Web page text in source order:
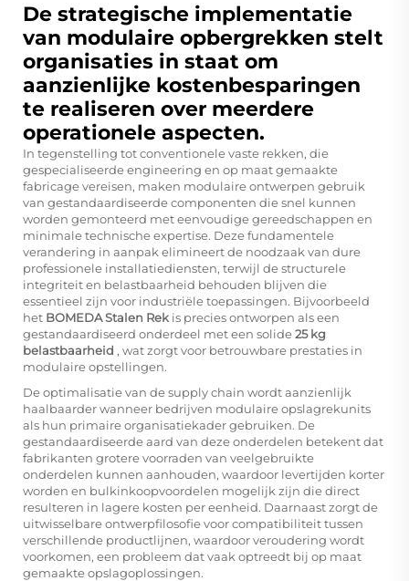
De strategische implementatie
van modulaire opbergrekken stelt
organisaties in staat om
aanzienlijke kostenbesparingen
te realiseren over meerdere
operationele aspecten.
In tegenstelling tot conventionele vaste rekken, die
gespecialiseerde engineering en op maat gemaakte
fabricage vereisen, maken modulaire ontwerpen gebruik
van gestandaardiseerde componenten die snel kunnen
worden gemonteerd met eenvoudige gereedschappen en
minimale technische expertise. Deze fundamentele
verandering in aanpak elimineert de noodzaak van dure
professionele installatiediensten, terwijl de structurele
integriteit en belastbaarheid behouden blijven die
essentieel zijn voor industriële toepassingen. Bijvoorbeeld
het BOMEDA Stalen Rek is precies ontworpen als een
gestandaardiseerd onderdeel met een solide25 kg
belastbaarheid , wat zorgt voor betrouwbare prestaties in
modulaire opstellingen.
De optimalisatie van de supply chain wordt aanzienlijk
haalbaarder wanneer bedrijven modulaire opslagrekunits
als hun primaire organisatiekader gebruiken. De
gestandaardiseerde aard van deze onderdelen betekent dat
fabrikanten grotere voorraden van veelgebruikte
onderdelen kunnen aanhouden, waardoor levertijden korter
worden en bulkinkoopvoordelen mogelijk zijn die direct
resulteren in lagere kosten per eenheid. Daarnaast zorgt de
uitwisselbare ontwerpfilosofie voor compatibiliteit tussen
verschillende productlijnen, waardoor veroudering wordt
voorkomen, een probleem dat vaak optreedt bij op maat
gemaakte opslagoplossingen.